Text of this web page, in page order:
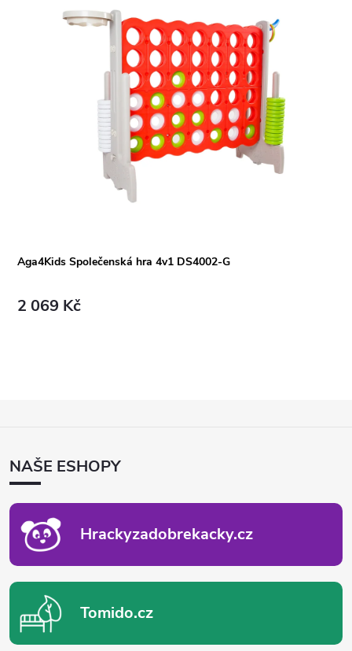
Aga4Kids Společenská hra 4v1 DS4002-G
2 069 Kč
ANAŠE ESHOPY
Hrackyzadobrekacky.cz
Tomido.cz